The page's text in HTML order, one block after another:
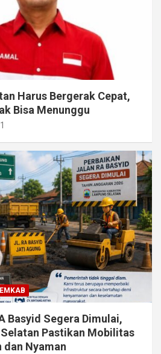
Harus Bergerak Cepat,
Bisa Menunggu
Basyid Segera Dimulai,
Pastikan Mobilitas
dan Nyaman